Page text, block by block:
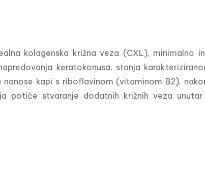
kolagenska križna veza (CXL), minimalno
keratokonusa, stanja
nanose kapi s riboflavinom (vitaminom B2),
potiče stvaranje dodatnih križnih veza